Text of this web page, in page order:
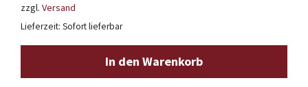
zzgl. Versand
Lieferzeit: Sofort lieferbar
In den Warenkorb